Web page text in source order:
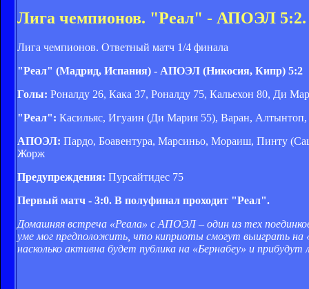
Лига чемпионов. "Реал" - АПОЭЛ 5:2.
Лига чемпионов. Ответный матч 1/4 финала
"Реал" (Мадрид, Испания) - АПОЭЛ (Никосия, Кипр) 5:2
Голы: Роналду 26, Кака 37, Роналду 75, Кальехон 80, Ди
"Реал": Касильяс, Игуаин (Ди Мария 55), Варан,
АПОЭЛ: Пардо, Боавентура, Марсиньо, Мораиш, Пинту
Жорж
Предупреждения: Пурсайтидес 75
Первый матч - 3:0. В полуфинал проходит "Реал".
Домашняя встреча «Реала» с АПОЭЛ – один из тех
уме мог предположить, что киприоты смогут выиграть на
насколько активна будет публика на «Бернабеу» и